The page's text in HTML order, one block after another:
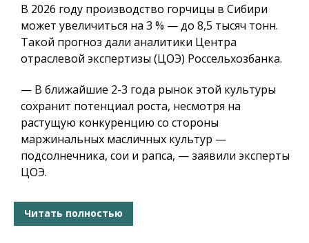
В 2026 году производство горчицы в Сибири
может увеличиться на 3 % — до 8,5 тысяч тонн.
Такой прогноз дали аналитики Центра
отраслевой экспертизы (ЦОЭ) Россельхозбанка.
— В ближайшие 2-3 года рынок этой культуры
сохранит потенциал роста, несмотря на
растущую конкуренцию со стороны
маржинальных масличных культур —
подсолнечника, сои и рапса, — заявили эксперты
ЦОЭ.
Читать полностью